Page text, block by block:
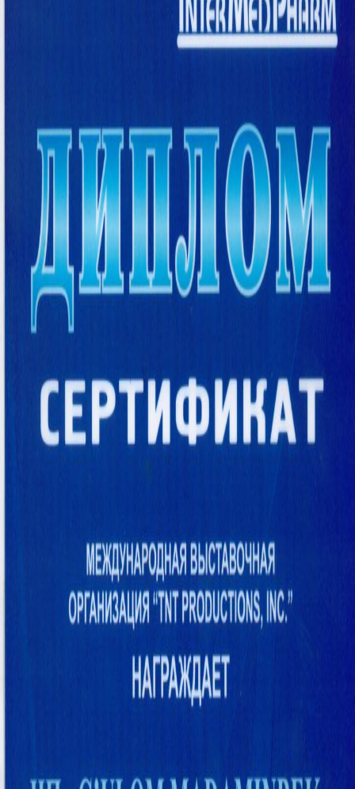
До настоящего времени между ЧП «ГУЛОМ
МАДАМИНБЕК» и аптеками, реализующими поддельные,
соответствующие документы.
Поддельные, некачественные, неэффективные препараты,
которые производятся организованными преступными
группировками лицемеров, лицемеров, мошенников,
нечестных, нечистоплотных, плагиаторов с нарушением
соответствующих законов и условий производства в
Узбекистане и за рубежом, и сейчас продаются по очень
низким ценам. во многих аптеках остерегайтесь
поддельных, поддельных препаратов G`M Elixir!
Рекомендуем приобретать оригинальные лекарственные
Ташкенте, Юнусабадский район, квартал 15, дом 29, дом 2.
Время работы: с понедельника по субботу. С 9-00 до 17-00.
Выходной день – воскресенье.
Телефон: 71 222-20-00; 71 223-33-30; 71 222-52-46; 71 222-